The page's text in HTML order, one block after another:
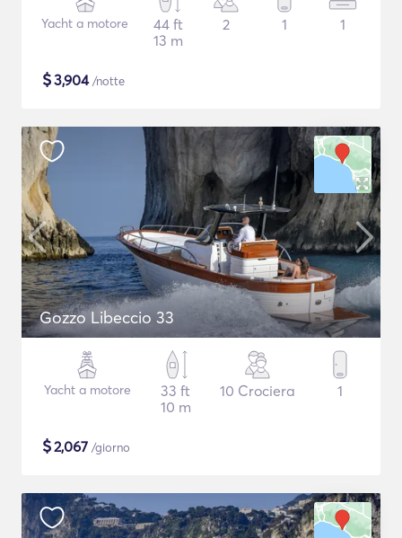
Yacht a motore
44 ft
13 m
2 1 1
$3,904/notte
Gozzo Libeccio 33
Yacht a motore
33 ft
10 m
10 Crociera 1
$2,067 /giorno